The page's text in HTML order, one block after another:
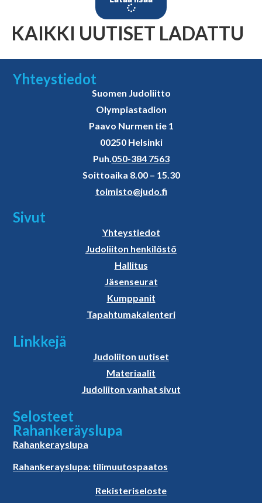
KAIKKI UUTISET LADATTU
Yhteystiedot
Suomen Judoliitto
Olympiastadion
Paavo Nurmen tie 1
00250 Helsinki
Puh.050-384 7563
Soittoaika 8.00 – 15.30
toimisto@judo.fi
Sivut
Yhteystiedot
Judoliiton henkilöstö
Hallitus
Jäsenseurat
Kumppanit
Tapahtumakalenteri
Linkkejä
Judoliiton uutiset
Materiaalit
Judoliiton vanhat sivut
Selosteet
Rahankeräyslupa
Rahankerayslupa
Rahankerayslupa: tilimuutospaatos
Rekisteriseloste